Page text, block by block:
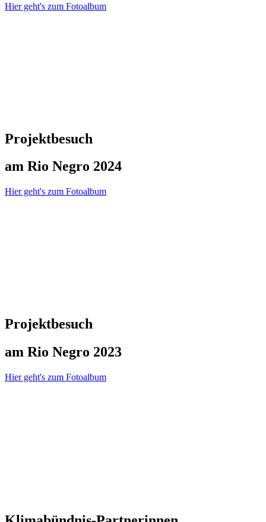
Hier geht's zum Fotoalbum
Projektbesuch
am Rio Negro 2024
Hier geht's zum Fotoalbum
Projektbesuch
am Rio Negro 2023
Hier geht's zum Fotoalbum